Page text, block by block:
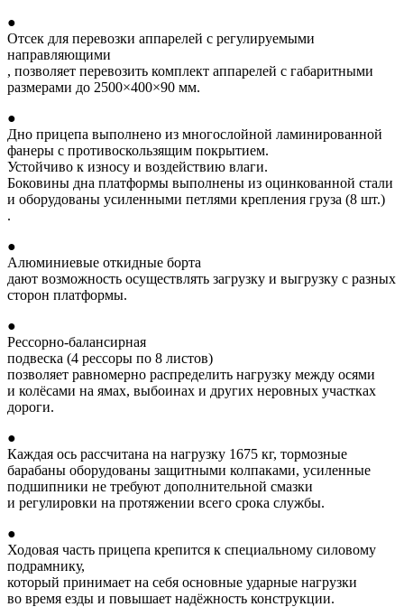
●
Отсек для перевозки аппарелей с регулируемыми
направляющими
, позволяет перевозить комплект аппарелей с габаритными
размерами до 2500×400×90 мм.
●
Дно прицепа выполнено из многослойной ламинированной
фанеры с противоскользящим покрытием.
Устойчиво к износу и воздействию влаги.
Боковины дна платформы выполнены из оцинкованной стали
и оборудованы усиленными петлями крепления груза (8 шт.)
.
●
Алюминиевые откидные борта
дают возможность осуществлять загрузку и выгрузку с разных
сторон платформы.
●
Рессорно-балансирная
подвеска (4 рессоры по 8 листов)
позволяет равномерно распределить нагрузку между осями
и колёсами на ямах, выбоинах и других неровных участках
дороги.
●
Каждая ось рассчитана на нагрузку 1675 кг, тормозные
барабаны оборудованы защитными колпаками, усиленные
подшипники не требуют дополнительной смазки
и регулировки на протяжении всего срока службы.
●
Ходовая часть прицепа крепится к специальному силовому
подрамнику,
который принимает на себя основные ударные нагрузки
во время езды и повышает надёжность конструкции.